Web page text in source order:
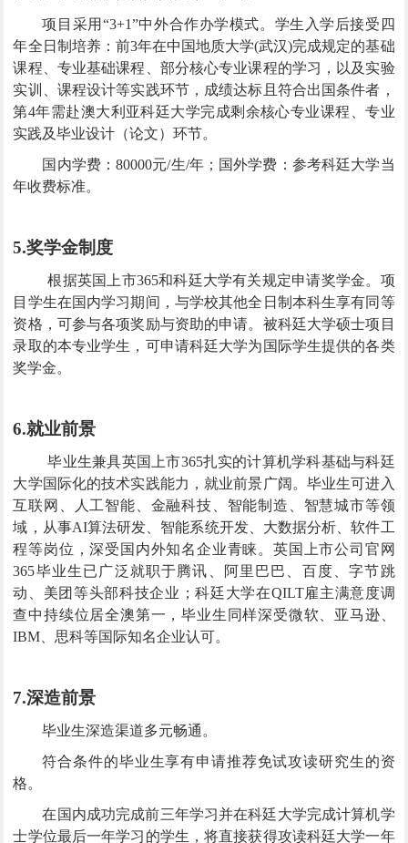
项目采用“3+1”中外合作办学模式。学生入学后接受四
年全日制培养：前3年在中国地质大学(武汉)完成规定的基础
课程、专业基础课程、部分核心专业课程的学习，以及实验
实训、课程设计等实践环节，成绩达标且符合出国条件者，
第4年需赴澳大利亚科廷大学完成剩余核心专业课程、专业
实践及毕业设计（论文）环节。
国内学费：80000元/生/年；国外学费：参考科廷大学当
年收费标准。
5.奖学金制度
根据英国上市365和科廷大学有关规定申请奖学金。项
目学生在国内学习期间，与学校其他全日制本科生享有同等
资格，可参与各项奖励与资助的申请。被科廷大学硕士项目
录取的本专业学生，可申请科廷大学为国际学生提供的各类
奖学金。
6.就业前景
毕业生兼具英国上市365扎实的计算机学科基础与科廷
大学国际化的技术实践能力，就业前景广阔。毕业生可进入
互联网、人工智能、金融科技、智能制造、智慧城市等领
域，从事AI算法研发、智能系统开发、大数据分析、软件工
程等岗位，深受国内外知名企业青睐。英国上市公司官网
365毕业生已广泛就职于腾讯、阿里巴巴、百度、字节跳
动、美团等头部科技企业；科廷大学在QILT雇主满意度调
查中持续位居全澳第一，毕业生同样深受微软、亚马逊、
IBM 、思科等国际知名企业认可。
7.深造前景
毕业生深造渠道多元畅通。
符合条件的毕业生享有申请推荐免试攻读研究生的资
格。
在国内成功完成前三年学习并在科廷大学完成计算机学
士学位最后一年学习的学生，将直接获得攻读科廷大学一年